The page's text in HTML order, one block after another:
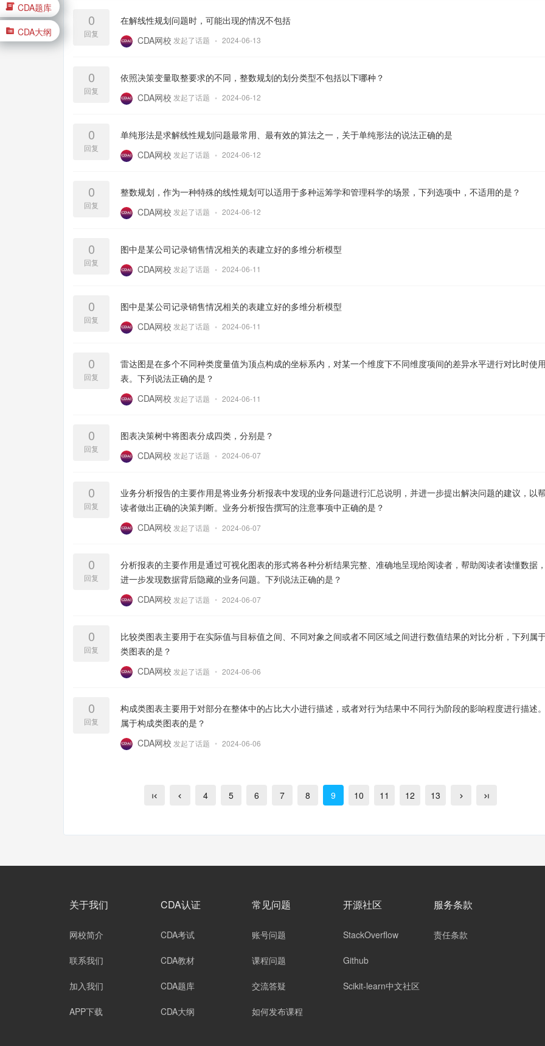
0
回复
在解线性规划问题时，可能出现的情况不包括
CDA网校 发起了话题 • 2024-06-13
0
回复
依照决策变量取整要求的不同，整数规划的划分类型不包括以下哪种？
CDA网校 发起了话题 • 2024-06-12
0
回复
单纯形法是求解线性规划问题最常用、最有效的算法之一，关于单纯形法的说法正确的是
CDA网校 发起了话题 • 2024-06-12
0
回复
整数规划，作为一种特殊的线性规划可以适用于多种运筹学和管理科学的场景，下列选项中，不适用的是？
CDA网校 发起了话题 • 2024-06-12
0
回复
图中是某公司记录销售情况相关的表建立好的多维分析模型
CDA网校 发起了话题 • 2024-06-11
0
回复
图中是某公司记录销售情况相关的表建立好的多维分析模型
CDA网校 发起了话题 • 2024-06-11
0
回复
雷达图是在多个不同种类度量值为顶点构成的坐标系内，对某一个维度下不同维度项间的差异水平进行对比时使
表。下列说法正确的是？
CDA网校 发起了话题 • 2024-06-11
0
回复
图表决策树中将图表分成四类，分别是？
CDA网校 发起了话题 • 2024-06-07
0
回复
业务分析报告的主要作用是将业务分析报表中发现的业务问题进行汇总说明，并进一步提出解决问题的建议，以
读者做出正确的决策判断。业务分析报告撰写的注意事项中正确的是？
CDA网校 发起了话题 • 2024-06-07
0
回复
分析报表的主要作用是通过可视化图表的形式将各种分析结果完整、准确地呈现给阅读者，帮助阅读者读懂数据
进一步发现数据背后隐藏的业务问题。下列说法正确的是？
CDA网校 发起了话题 • 2024-06-07
0
回复
比较类图表主要用于在实际值与目标值之间、不同对象之间或者不同区域之间进行数值结果的对比分析，下列属
类图表的是？
CDA网校 发起了话题 • 2024-06-06
0
回复
构成类图表主要用于对部分在整体中的占比大小进行描述，或者对行为结果中不同行为阶段的影响程度进行描述
属于构成类图表的是？
CDA网校 发起了话题 • 2024-06-06
4 5 6 7 8 9 10 11 12 13
关于我们
网校简介
联系我们
加入我们
APP下载
CDA认证
CDA考试
CDA教材
CDA题库
CDA大纲
常见问题
账号问题
课程问题
交流答疑
如何发布课程
开源社区
StackOverflow
Github
Scikit-learn中文社区
服务条款
责任条款
CDA题库
CDA大纲